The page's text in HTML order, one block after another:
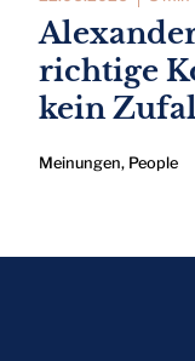
richtige
kein
Meinungen, People